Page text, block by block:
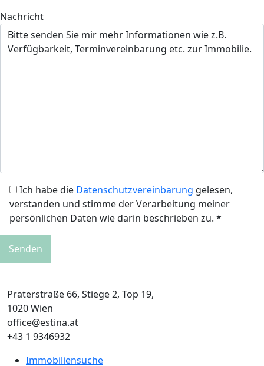
Nachricht
Ich habe die Datenschutzvereinbarung gelesen,
verstanden und stimme der Verarbeitung meiner
persönlichen Daten wie darin beschrieben zu. *
Praterstraße 66, Stiege 2, Top 19,
1020 Wien
office@estina.at
+43 1 9346932
Immobiliensuche